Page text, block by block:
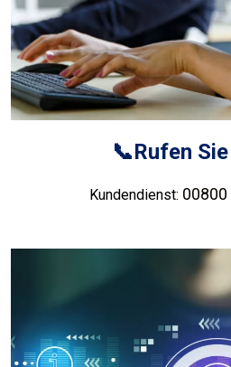
📞Rufen
Kundendienst: 00800